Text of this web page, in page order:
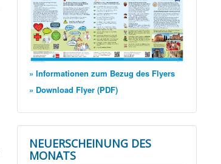
» Informationen zum Bezug des Flyers
» Download Flyer (PDF)
NEUERSCHEINUNG DES
MONATS